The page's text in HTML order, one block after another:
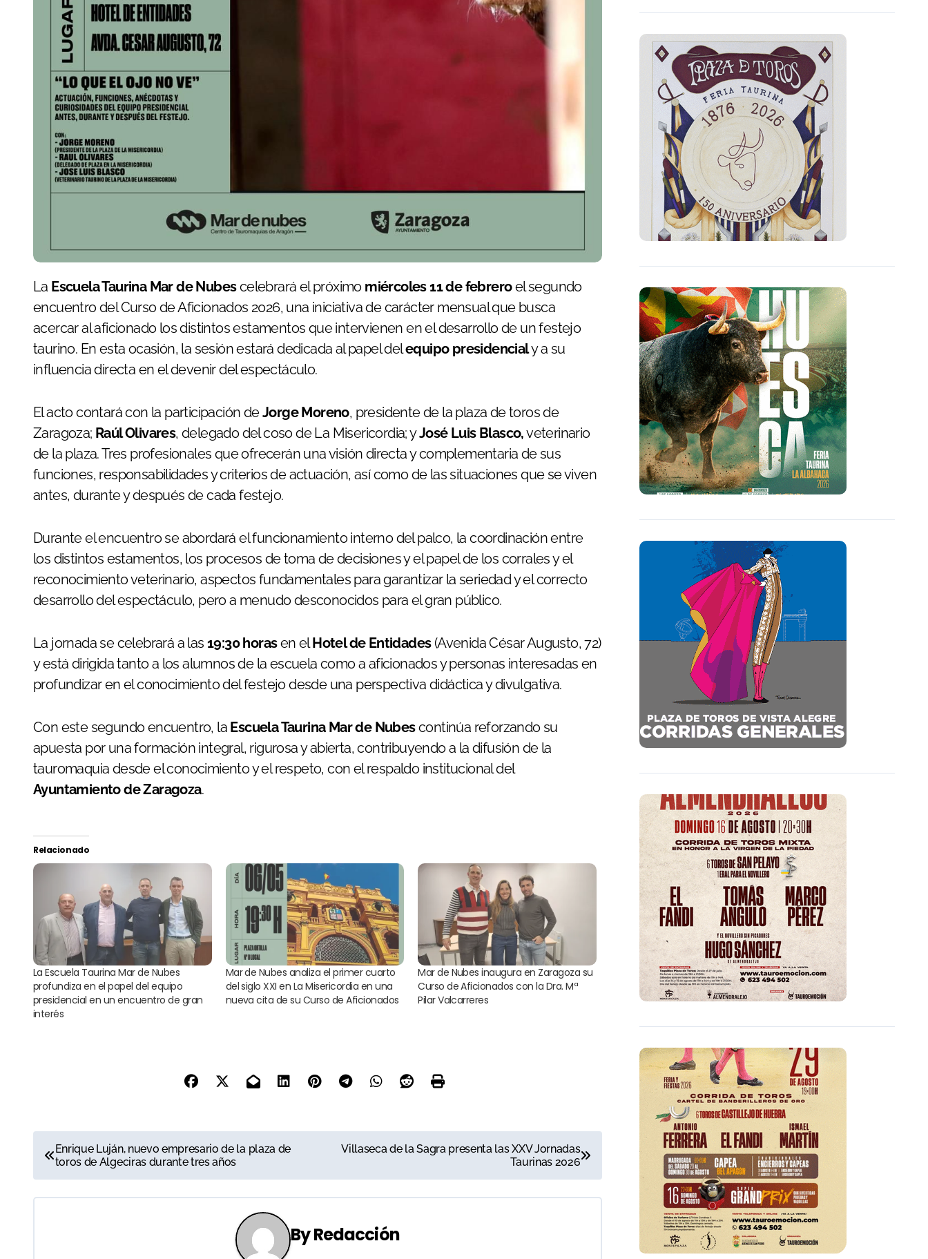
La Escuela Taurina Mar de Nubescelebrará el próximo miércoles 11 de febreroel segundo
encuentro del Curso de Aficionados 2026, una iniciativa de carácter mensual que busca
acercar al aficionado los distintos estamentos que intervienen en el desarrollo de un festejo
taurino. En esta ocasión, la sesión estará dedicada al papel delequipo presidencialy a su
influencia directa en el devenir del espectáculo.
El acto contará con la participación deJorge Moreno, presidente de la plaza de toros de
Zaragoza; Raúl Olivares, delegado del coso de La Misericordia; yJosé Luis Blasco,veterinario
de la plaza. Tres profesionales que ofrecerán una visión directa y complementaria de sus
funciones, responsabilidades y criterios de actuación, así como de las situaciones que se viven
antes, durante y después de cada festejo.
Durante el encuentro se abordará el funcionamiento interno del palco, la coordinación entre
los distintos estamentos, los procesos de toma de decisiones y el papel de los corrales y el
reconocimiento veterinario, aspectos fundamentales para garantizar la seriedad y el correcto
desarrollo del espectáculo, pero a menudo desconocidos para el gran público.
La jornada se celebrará a las 19:30 horasen elHotel de Entidades(Avenida César Augusto, 72)
y está dirigida tanto a los alumnos de la escuela como a aficionados y personas interesadas en
profundizar en el conocimiento del festejo desde una perspectiva didáctica y divulgativa.
Con este segundo encuentro, la Escuela Taurina Mar de Nubescontinúa reforzando su
apuesta por una formación integral, rigurosa y abierta, contribuyendo a la difusión de la
tauromaquia desde el conocimiento y el respeto, con el respaldo institucional del
Ayuntamiento de Zaragoza.
Relacionado
La Escuela Taurina Mar de Nubes
profundiza en el papel del equipo
presidencial en un encuentro de gran
interés
Mar de Nubes analiza el primer cuarto
del siglo XXI en La Misericordia en una
nueva cita de su Curso de Aficionados
Mar de Nubes inaugura en Zaragoza su
Curso de Aficionados con la Dra. Mª
Pilar Valcarreres
N
a
v
Enrique Luján, nuevo empresario de la plaza de
toros de Algeciras durante tres años
Villaseca de la Sagra presenta las XXV Jornadas
Taurinas 2026
ByRedacción